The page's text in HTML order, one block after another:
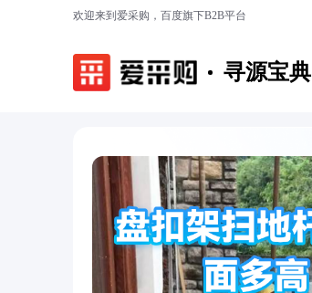
欢迎来到爱采购，百度旗下B2B平台
寻源宝典